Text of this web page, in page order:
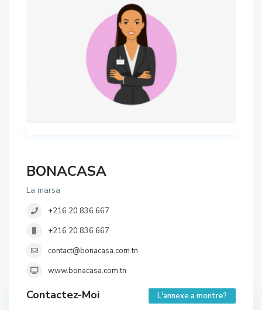
BONACASA
La marsa
+216 20 836 667
+216 20 836 667
contact@bonacasa.com.tn
www.bonacasa.com.tn
Contactez-Moi L'annexe a montre?